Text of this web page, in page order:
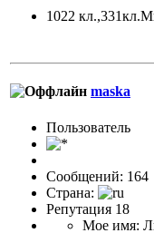
1022
maska
Пользовaтeль
Сообщений: 164
Страна:
Репутация 18
Мое имя: